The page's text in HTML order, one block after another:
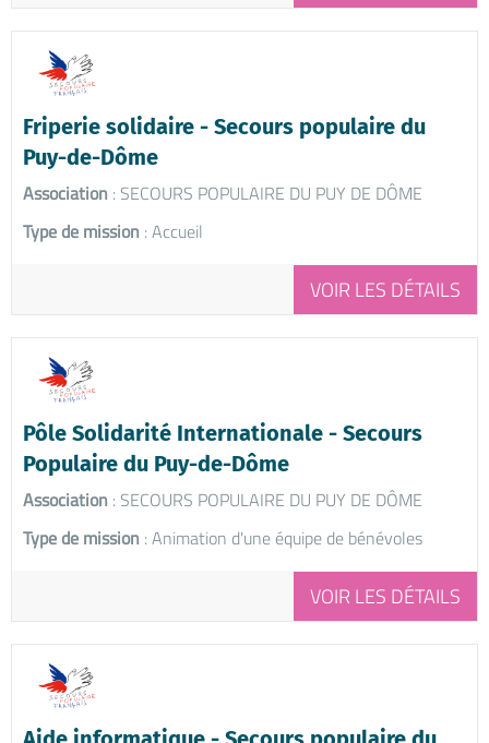
Friperie solidaire - Secours populaire du
Puy-de-Dôme
Association : SECOURS POPULAIRE DU PUY DE DÔME
Type de mission : Accueil
VOIR LES DÉTAILS
Pôle Solidarité Internationale - Secours
Populaire du Puy-de-Dôme
Association : SECOURS POPULAIRE DU PUY DE DÔME
Type de mission : Animation d'une équipe de bénévoles
VOIR LES DÉTAILS